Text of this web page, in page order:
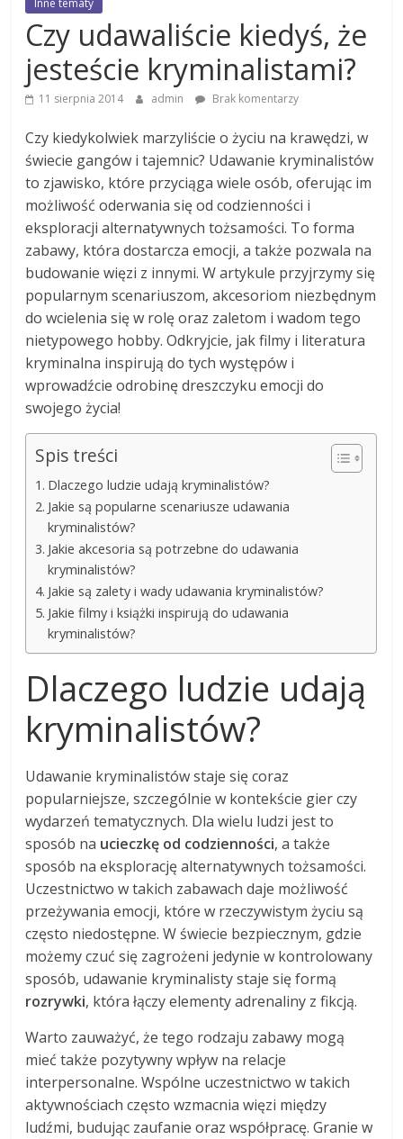
Inne tematy
Czy udawaliście kiedyś, że
jesteście kryminalistami?
11 sierpnia 2014 admin Brak komentarzy
Czy kiedykolwiek marzyliście o życiu na krawędzi, w
świecie gangów i tajemnic? Udawanie kryminalistów
to zjawisko, które przyciąga wiele osób, oferując im
możliwość oderwania się od codzienności i
eksploracji alternatywnych tożsamości. To forma
zabawy, która dostarcza emocji, a także pozwala na
budowanie więzi z innymi. W artykule przyjrzymy się
popularnym scenariuszom, akcesoriom niezbędnym
do wcielenia się w rolę oraz zaletom i wadom tego
nietypowego hobby. Odkryjcie, jak filmy i literatura
kryminalna inspirują do tych występów i
wprowadźcie odrobinę dreszczyku emocji do
swojego życia!
Spis treści
Dlaczego ludzie udają kryminalistów?
Jakie są popularne scenariusze udawania
kryminalistów?
Jakie akcesoria są potrzebne do udawania
kryminalistów?
Jakie są zalety i wady udawania kryminalistów?
Jakie filmy i książki inspirują do udawania
kryminalistów?
Dlaczego ludzie udają
kryminalistów?
Udawanie kryminalistów staje się coraz
popularniejsze, szczególnie w kontekście gier czy
wydarzeń tematycznych. Dla wielu ludzi jest to
sposób na ucieczkę od codzienności, a także
sposób na eksplorację alternatywnych tożsamości.
Uczestnictwo w takich zabawach daje możliwość
przeżywania emocji, które w rzeczywistym życiu są
często niedostępne. W świecie bezpiecznym, gdzie
możemy czuć się zagrożeni jedynie w kontrolowany
sposób, udawanie kryminalisty staje się formą
rozrywki, która łączy elementy adrenaliny z fikcją.
Warto zauważyć, że tego rodzaju zabawy mogą
mieć także pozytywny wpływ na relacje
interpersonalne. Wspólne uczestnictwo w takich
aktywnościach często wzmacnia więzi między
ludźmi, budując zaufanie oraz współpracę. Granie w